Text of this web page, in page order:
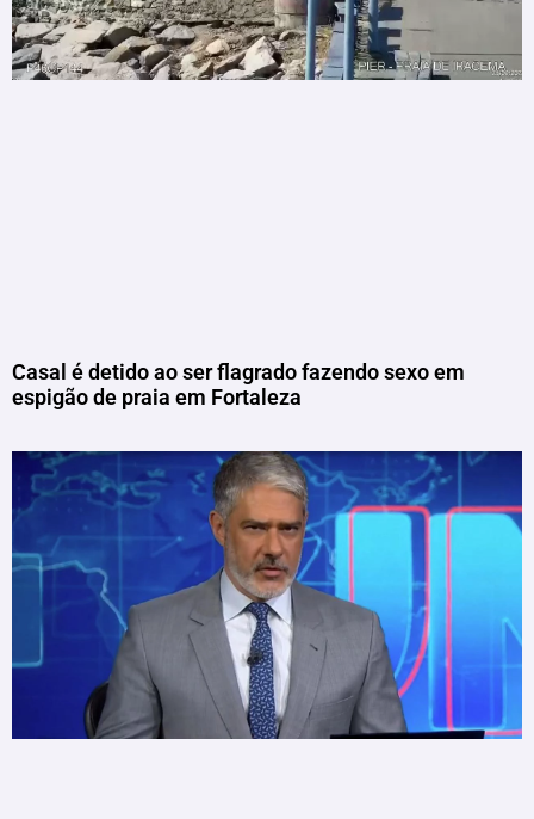
Casal é detido ao ser flagrado fazendo sexo em
espigão de praia em Fortaleza